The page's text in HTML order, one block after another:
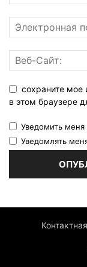
сохраните мое
в этом браузере
Уведомить
Уведомлять